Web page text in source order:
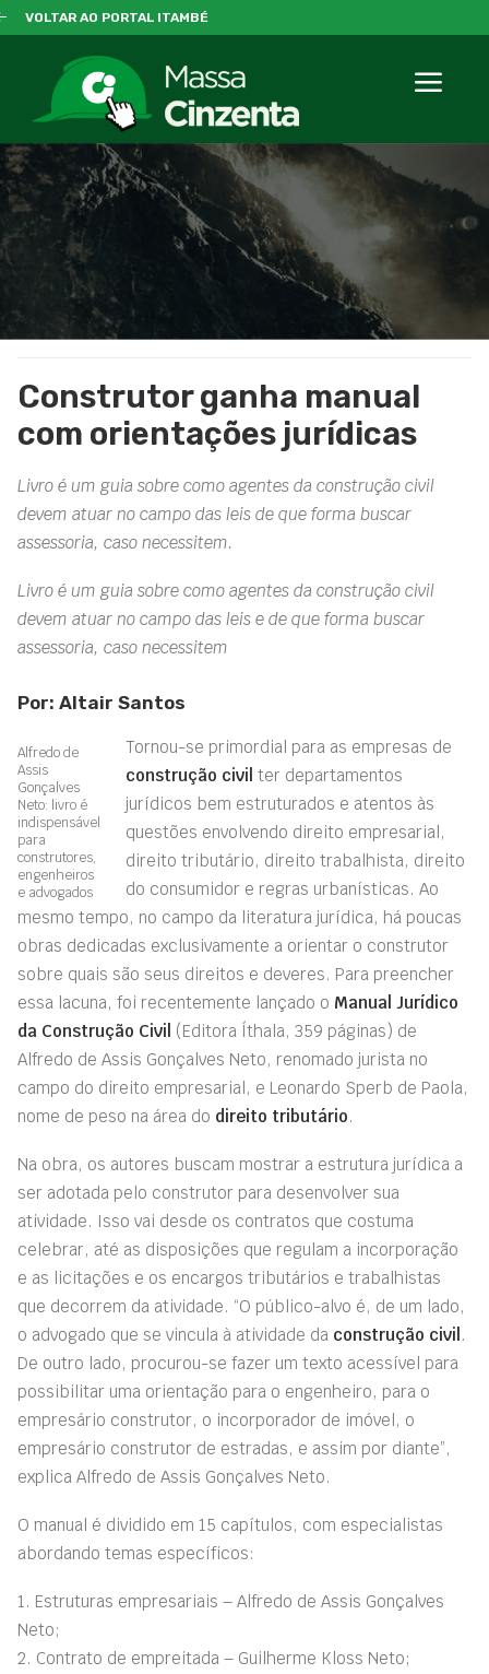
VOLTAR AO PORTAL ITAMBÉ
Construtor ganha manual
com orientações jurídicas
Livro é um guia sobre como agentes da construção civil
devem atuar no campo das leis de que forma buscar
assessoria, caso necessitem.
Livro é um guia sobre como agentes da construção civil
devem atuar no campo das leis e de que forma buscar
assessoria, caso necessitem
Por: Altair Santos
Alfredo de
Assis
Gonçalves
Neto: livro é
indispensável
para
construtores,
engenheiros
e advogados
Tornou-se primordial para as empresas de
construção civil ter departamentos
jurídicos bem estruturados e atentos às
questões envolvendo direito empresarial,
direito tributário, direito trabalhista, direito
do consumidor e regras urbanísticas. Ao
mesmo tempo, no campo da literatura jurídica, há poucas
obras dedicadas exclusivamente a orientar o construtor
sobre quais são seus direitos e deveres. Para preencher
essa lacuna, foi recentemente lançado o Manual Jurídico
da Construção Civil (Editora Íthala, 359 páginas) de
Alfredo de Assis Gonçalves Neto, renomado jurista no
campo do direito empresarial, e Leonardo Sperb de Paola,
nome de peso na área do direito tributário.
Na obra, os autores buscam mostrar a estrutura jurídica a
ser adotada pelo construtor para desenvolver sua
atividade. Isso vai desde os contratos que costuma
celebrar, até as disposições que regulam a incorporação
e as licitações e os encargos tributários e trabalhistas
que decorrem da atividade. “O público-alvo é, de um lado,
o advogado que se vincula à atividade da construção civil .
De outro lado, procurou-se fazer um texto acessível para
possibilitar uma orientação para o engenheiro, para o
empresário construtor, o incorporador de imóvel, o
empresário construtor de estradas, e assim por diante”,
explica Alfredo de Assis Gonçalves Neto.
O manual é dividido em 15 capítulos, com especialistas
abordando temas específicos:
1. Estruturas empresariais – Alfredo de Assis Gonçalves
Neto;
2. Contrato de empreitada – Guilherme Kloss Neto;